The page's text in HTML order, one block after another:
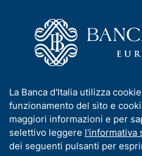
n
u
d
i
n
a
o
m
g
e
Compiti
Decisioni di
I
n
f
o
r
La Banca d'Italia utilizza
funzionamento del sito e
maggiori informazioni e per
selettivo leggere l'informativa
dei seguenti pulsanti per